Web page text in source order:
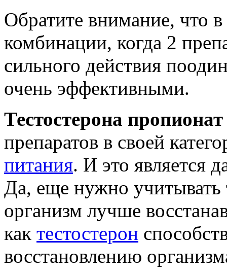
Обратите внимание, что
комбинации, когда 2
сильного действия
очень эффективными.
Тестостерона пропионат
препаратов в своей
питания. И это является
Да, еще нужно учитывать
организм лучше
как тестостерон
восстановлению